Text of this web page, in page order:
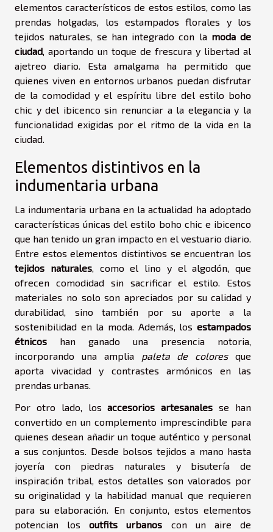
elementos característicos de estos estilos, como las
prendas holgadas, los estampados florales y los
tejidos naturales, se han integrado con la moda de
ciudad , aportando un toque de frescura y libertad al
ajetreo diario. Esta amalgama ha permitido que
quienes viven en entornos urbanos puedan disfrutar
de la comodidad y el espíritu libre del estilo boho
chic y del ibicenco sin renunciar a la elegancia y la
funcionalidad exigidas por el ritmo de la vida en la
ciudad.
Elementos distintivos en la
indumentaria urbana
La indumentaria urbana en la actualidad ha adoptado
características únicas del estilo boho chic e ibicenco
que han tenido un gran impacto en el vestuario diario.
Entre estos elementos distintivos se encuentran los
tejidos naturales, como el lino y el algodón, que
ofrecen comodidad sin sacrificar el estilo. Estos
materiales no solo son apreciados por su calidad y
durabilidad, sino también por su aporte a la
sostenibilidad en la moda. Además, los estampados
étnicos han ganado una presencia notoria,
incorporando una amplia paleta de coloresque
aporta vivacidad y contrastes armónicos en las
prendas urbanas.
Por otro lado, losaccesorios artesanales se han
convertido en un complemento imprescindible para
quienes desean añadir un toque auténtico y personal
a sus conjuntos. Desde bolsos tejidos a mano hasta
joyería con piedras naturales y bisutería de
inspiración tribal, estos detalles son valorados por
su originalidad y la habilidad manual que requieren
para su elaboración. En conjunto, estos elementos
potencian losoutfits urbanos con un aire de